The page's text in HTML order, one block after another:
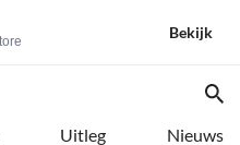
Bekijk
Uitleg Nieuws